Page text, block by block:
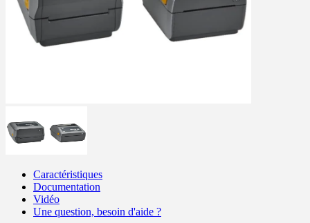
Caractéristiques
Documentation
Vidéo
Une question, besoin d'aide ?